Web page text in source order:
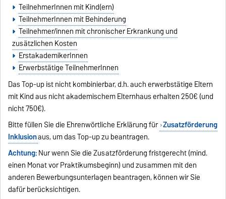
TeilnehmerInnen mit Kind(ern)
TeilnehmerInnen mit Behinderung
Teilnehmer/innen mit chronischer Erkrankung und
zusätzlichen Kosten
ErstakademikerInnen
Erwerbstätige TeilnehmerInnen
Das Top-up ist nicht kombinierbar, d.h. auch erwerbstätige Eltern
mit Kind aus nicht akademischem Elternhaus erhalten 250€ (und
nicht 750€).
Bitte füllen Sie die Ehrenwörtliche Erklärung für Zusatzförderung
Inklusionaus, um das Top-up zu beantragen.
Achtung:Nur wenn Sie die Zusatzförderung fristgerecht (mind.
einen Monat vor Praktikumsbeginn) und zusammen mit den
anderen Bewerbungsunterlagen beantragen, können wir Sie
dafür berücksichtigen.